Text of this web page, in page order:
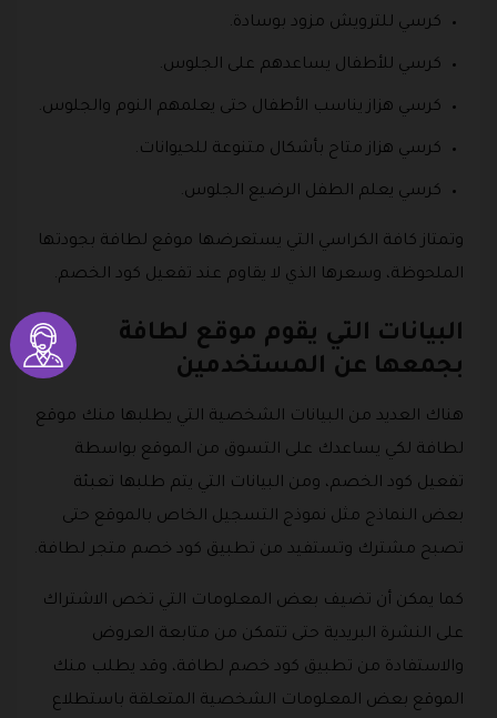
كرسي للترويش مزود بوسادة.
كرسي للأطفال يساعدهم على الجلوس.
كرسي هزاز يناسب الأطفال حتى يعلمهم النوم والجلوس.
كرسي هزاز متاح بأشكال متنوعة للحيوانات.
كرسي يعلم الطفل الرضيع الجلوس.
وتمتاز كافة الكراسي التي يستعرضها موقع لطافة بجودتها
الملحوظة، وسعرها الذي لا يقاوم عند تفعيل كود الخصم.
البيانات التي يقوم موقع لطافة
بجمعها عن المستخدمين
هناك العديد من البيانات الشخصية التي يطلبها منك موقع
لطافة لكي يساعدك على التسوق من الموقع بواسطة
تفعيل كود الخصم، ومن البيانات التي يتم طلبها تعبئة
بعض النماذج مثل نموذج التسجيل الخاص بالموقع حتى
تصبح مشترك وتستفيد من تطبيق كود خصم متجر لطافة.
كما يمكن أن تضيف بعض المعلومات التي تخص الاشتراك
على النشرة البريدية حتى تتمكن من متابعة العروض
والاستفادة من تطبيق كود خصم لطافة، وقد يطلب منك
الموقع بعض المعلومات الشخصية المتعلقة باستطلاع